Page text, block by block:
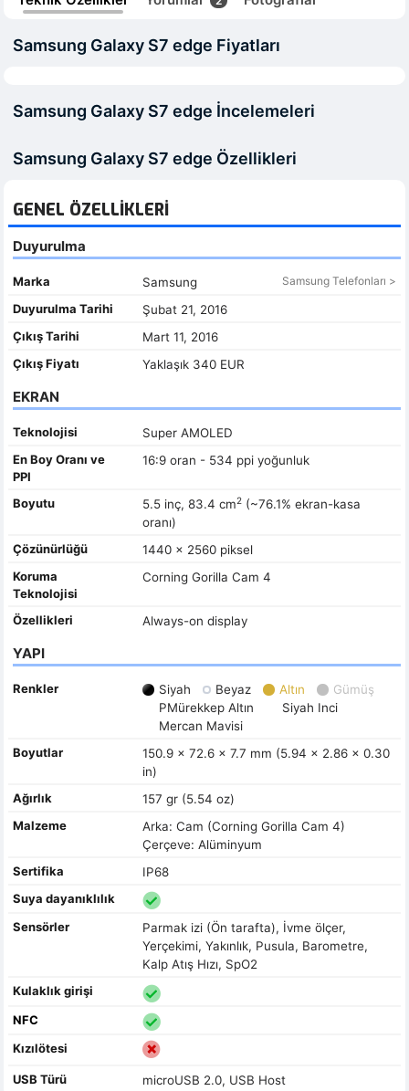
Samsung Galaxy S7 edge Fiyatları
Samsung Galaxy S7 edge İncelemeleri
Samsung Galaxy S7 edge Özellikleri
GENEL ÖZELLIKLERI
Duyurulma
Marka Samsung Samsung Telefonları >
Duyurulma Tarihi
Şubat 21, 2016
Çıkış Tarihi
Mart 11, 2016
Çıkış Fiyatı
Yaklaşık 340 EUR
EKRAN
Teknolojisi
Super AMOLED
En Boy Oranı ve
PPI
16:9 oran - 534 ppi yoğunluk
Boyutu 5.5 inç, 83.4 cm2(~76.1% ekran-kasa
oranı)
Çözünürlüğü
1440 x 2560 piksel
Koruma
Teknolojisi
Corning Gorilla Cam 4
Özellikleri Always-on display
YAPI
Renkler Siyah Beyaz Altın
Gümüş
PMürekkep Altın
Siyah Inci
Mercan Mavisi
Boyutlar
150.9 x 72.6 x 7.7 mm (5.94 x 2.86 x 0.30
in)
Ağırlık
157 gr (5.54 oz)
Malzeme
Arka: Cam (Corning Gorilla Cam 4)
Çerçeve: Alüminyum
Sertifika
IP68
Suya dayanıklılık
Sensörler
Parmak izi (Ön tarafta), İvme ölçer,
Yerçekimi, Yakınlık, Pusula, Barometre,
Kalp Atış Hızı, SpO2
Kulaklık girişi
NFC
Kızılötesi
USB Türü microUSB 2.0, USB Host